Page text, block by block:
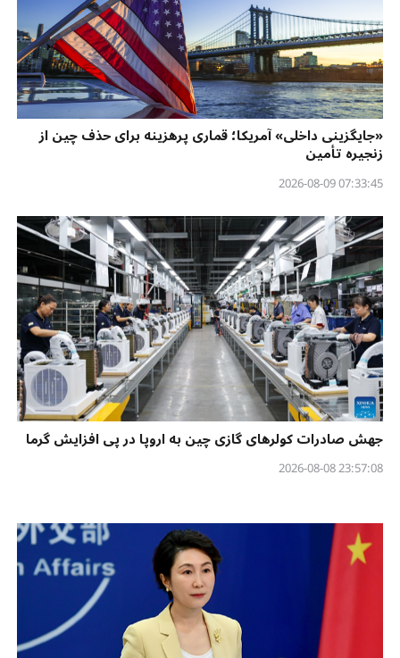
«جایگزینی داخلی» آمریکا؛ قماری پرهزینه برای حذف چین از
زنجیره تأمین
07:33:45 2026-08-09
جهش صادرات کولرهای گازی چین به اروپا در پی افزایش گرما
23:57:08 2026-08-08